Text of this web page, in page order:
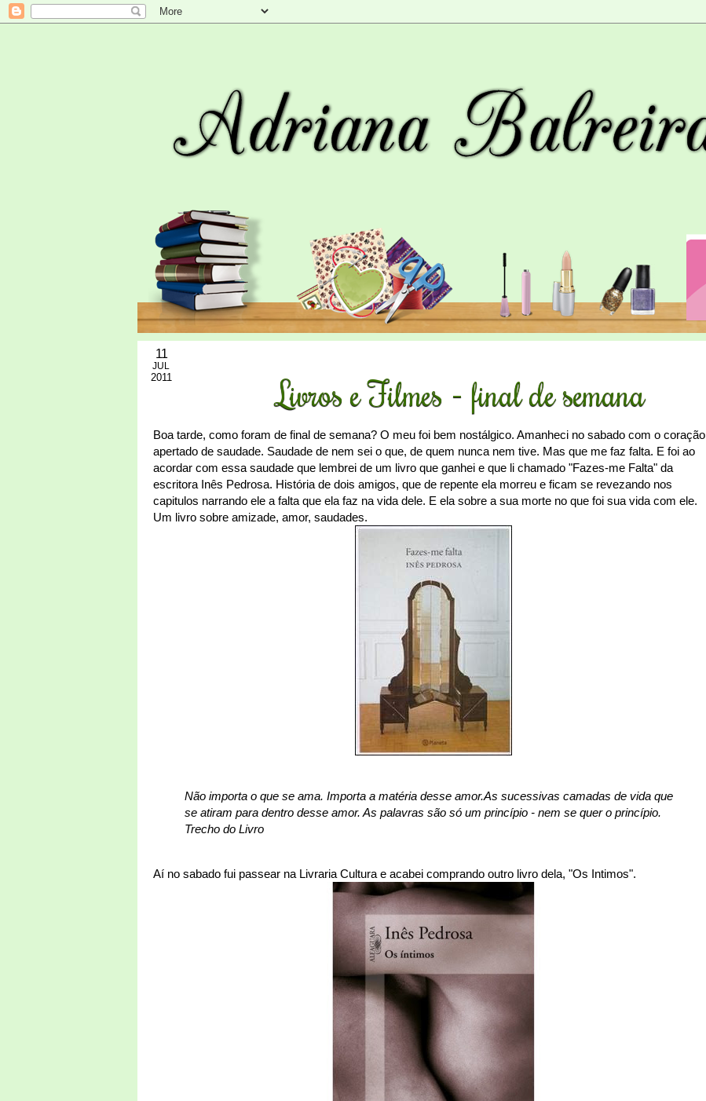
11
JUL
2011 Livros e Filmes - final de semana
Boa tarde, como foram de final de semana? O meu foi bem nostálgico. Amanheci no sabado com o coração
apertado de saudade. Saudade de nem sei o que, de quem nunca nem tive. Mas que me faz falta. E foi ao
acordar com essa saudade que lembrei de um livro que ganhei e que li chamado "Fazes-me Falta" da
escritora Inês Pedrosa. História de dois amigos, que de repente ela morreu e ficam se revezando nos
capitulos narrando ele a falta que ela faz na vida dele. E ela sobre a sua morte no que foi sua vida com ele.
Um livro sobre amizade, amor, saudades.
Não importa o que se ama. Importa a matéria desse amor.As sucessivas camadas de vida que
se atiram para dentro desse amor. As palavras são só um princípio - nem se quer o princípio.
Trecho do Livro
Aí no sabado fui passear na Livraria Cultura e acabei comprando outro livro dela, "Os Intimos".